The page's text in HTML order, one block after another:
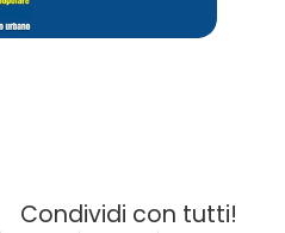
Condividi con tutti!